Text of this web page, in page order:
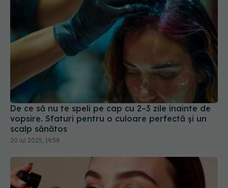
De ce să nu te speli pe cap cu 2–3 zile înainte de
vopsire. Sfaturi pentru o culoare perfectă și un
scalp sănătos
20 iul 2025, 19:58